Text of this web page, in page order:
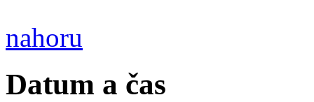
nahoru
Datum a čas